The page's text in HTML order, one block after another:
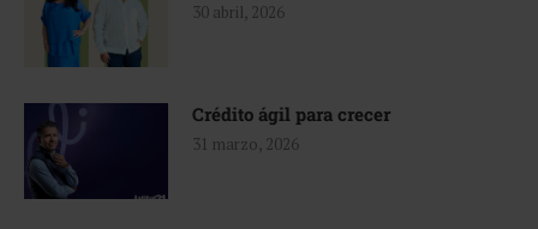
30 abril, 2026
Crédito ágil para crecer
31 marzo, 2026